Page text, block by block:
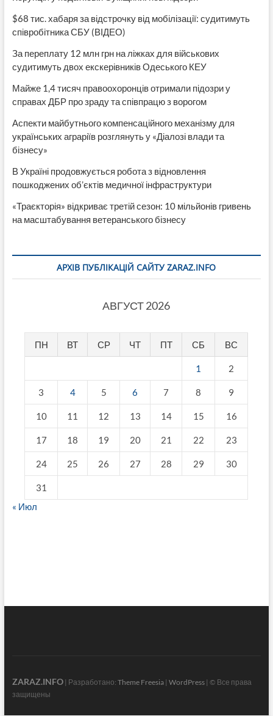
$68 тис. хабаря за відстрочку від мобілізації: судитимуть
співробітника СБУ (ВІДЕО)
За переплату 12 млн грн на ліжках для військових
судитимуть двох екскерівників Одеського КЕУ
Майже 1,4 тисяч правоохоронців отримали підозри у
справах ДБР про зраду та співпрацю з ворогом
Аспекти майбутнього компенсаційного механізму для
українських аграріїв розглянуть у «Діалозі влади та
бізнесу»
В Україні продовжується робота з відновлення
пошкоджених об’єктів медичної інфраструктури
«Траєкторія» відкриває третій сезон: 10 мільйонів гривень
на масштабування ветеранського бізнесу
АРХІВ ПУБЛІКАЦІЙ САЙТУ ZARAZ.INFO
АВГУСТ 2026
ПН ВТ СР ЧТ ПТ СБ ВС
1 2
3 4 5 6 7 8 9
10 11 12 13 14 15 16
17 18 19 20 21 22 23
24 25 26 27 28 29 30
31
« Июл
ZARAZ.INFO| Разработано: Theme Freesia| WordPress| © Все права
защищены